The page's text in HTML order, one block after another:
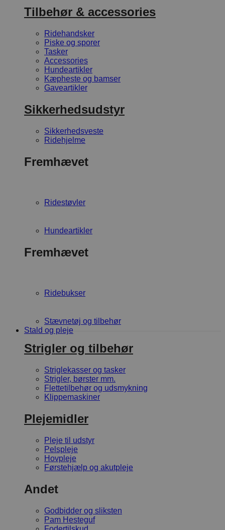
Tilbehør & accessories
Ridehandsker
Piske og sporer
Tasker
Accessories
Hundeartikler
Kæpheste og bamser
Gaveartikler
Sikkerhedsudstyr
Sikkerhedsveste
Ridehjelme
Fremhævet
Ridestøvler
Hundeartikler
Fremhævet
Ridebukser
Stævnetøj og tilbehør
Stald og pleje
Strigler og tilbehør
Striglekasser og tasker
Strigler, børster mm.
Flettetilbehør og udsmykning
Klippemaskiner
Plejemidler
Pleje til udstyr
Pelspleje
Hovpleje
Førstehjælp og akutpleje
Andet
Godbidder og sliksten
Pam Hesteguf